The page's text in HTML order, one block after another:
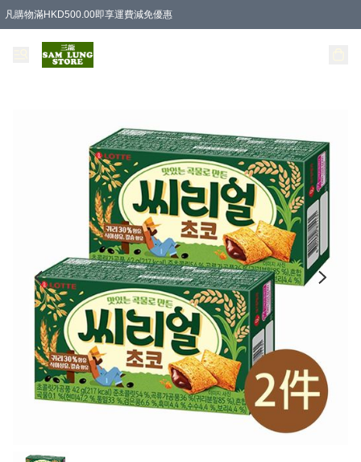
凡購物滿HKD500.00即享運費減免優惠